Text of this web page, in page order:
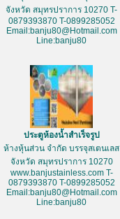
จังหวัด สมุทรปราการ 10270 T-
0879393870 T-0899285052
Email:banju80@Hotmail.com
Line:banju80
ประตูห้องน้ำสำเร็จรูป
ห้างหุ้นส่วน จำกัด บรรจุสเตนเลส
จังหวัด สมุทรปราการ 10270
www.banjustainless.com T-
0879393870 T-0899285052
Email:banju80@Hotmail.com
Line:banju80